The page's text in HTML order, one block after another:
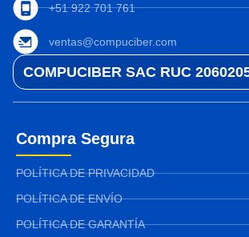
+51 922 701 761
ventas@compuciber.com
COMPUCIBER SAC RUC
Compra Segura
POLÍTICA DE PRIVACIDAD
POLÍTICA DE ENVÍO
POLÍTICA DE GARANTÍA